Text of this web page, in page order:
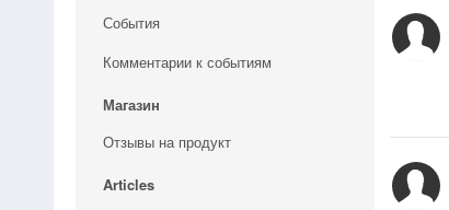
События
Комментарии к событиям
Магазин
Отзывы на продукт
Articles